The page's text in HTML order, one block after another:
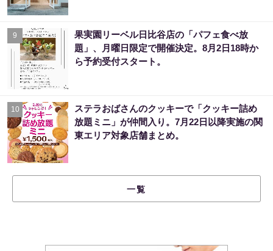
9
果実園リーベル日比谷店の「パフェ食べ放
題」、月曜日限定で開催決定。8月2日18時か
ら予約受付スタート。
10
ステラおばさんのクッキーで「クッキー詰め
放題ミニ」が仲間入り。7月22日以降実施の関
東エリア対象店舗まとめ。
一覧